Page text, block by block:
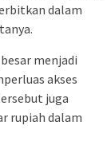
dalam
menjadi
akses
juga
rupiah dalam